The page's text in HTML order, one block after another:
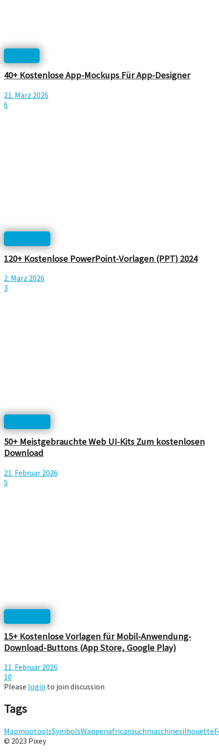
40+ Kostenlose App-Mockups Für App-Designer
21. März 2026
6
120+ Kostenlose PowerPoint-Vorlagen (PPT) 2024
2. März 2026
3
50+ Meistgebrauchte Web UI-Kits Zum kostenlosen
Download
21. Februar 2026
5
15+ Kostenlose Vorlagen für Mobil-Anwendung-
Download-Buttons (App Store, Google Play)
11. Februar 2026
10
Please login to join discussion
Tags
MapmootoolsSymbolsWappenafricansuchmaschinesilhouette
© 2023 Pixey